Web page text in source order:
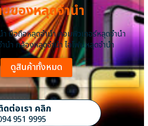
ของหลุดจำนำ
ำ มือถือหลุดจำนำ คอมพิวเตอร์หลุดจำนำ
นำ กล้องหลุดจำนำ ไอโฟนหลุดจํานํา
ดูสินค้าทั้งหมด
ดต่อเรา คลิก
951 9995